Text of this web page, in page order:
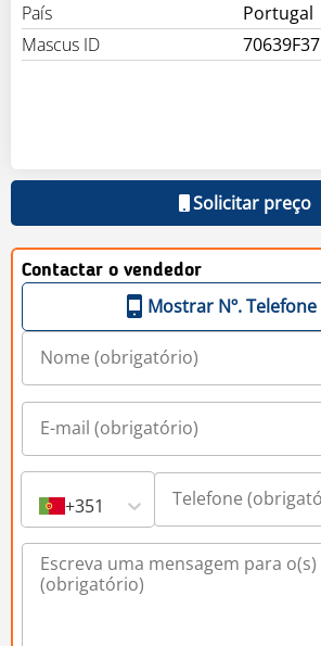
País
Portugal
Mascus ID
70639F37
Solicitar preço
Contactar o vendedor
Mostrar Nº. Telefone
+351